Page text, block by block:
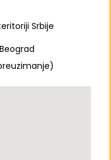
Srbije